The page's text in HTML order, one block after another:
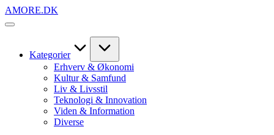
Skip
to
AMORE.DK
For
Kategorier
Erhverv & Økonomi
Kultur & Samfund
Liv & Livsstil
Teknologi & Innovation
Viden & Information
Diverse